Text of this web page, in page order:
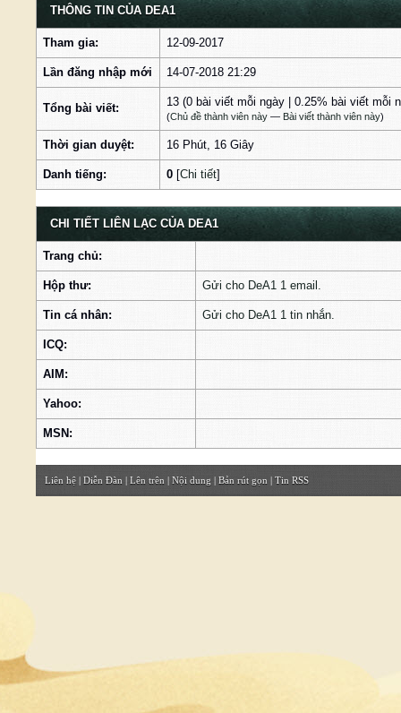
THÔNG TIN CỦA DEA1
Tham gia: 12-09-2017
Lần đăng nhập mới 14-07-2018 21:29
Tổng bài viết: 13 (0 bài viết mỗi ngày | 0.25% bài viết mỗi
(Chủ đề thành viên này — Bài viết thành viên này)
Thời gian duyệt: 16 Phút, 16 Giây
Danh tiếng: 0 [Chi tiết]
CHI TIẾT LIÊN LẠC CỦA DEA1
Trang chủ:
Hộp thư: Gửi cho DeA1 1 email.
Tin cá nhân: Gửi cho DeA1 1 tin nhắn.
ICQ:
AIM:
Yahoo:
MSN:
Liên hệ | Diễn Đàn | Lên trên | Nội dung | Bản rút gọn | Tin RSS